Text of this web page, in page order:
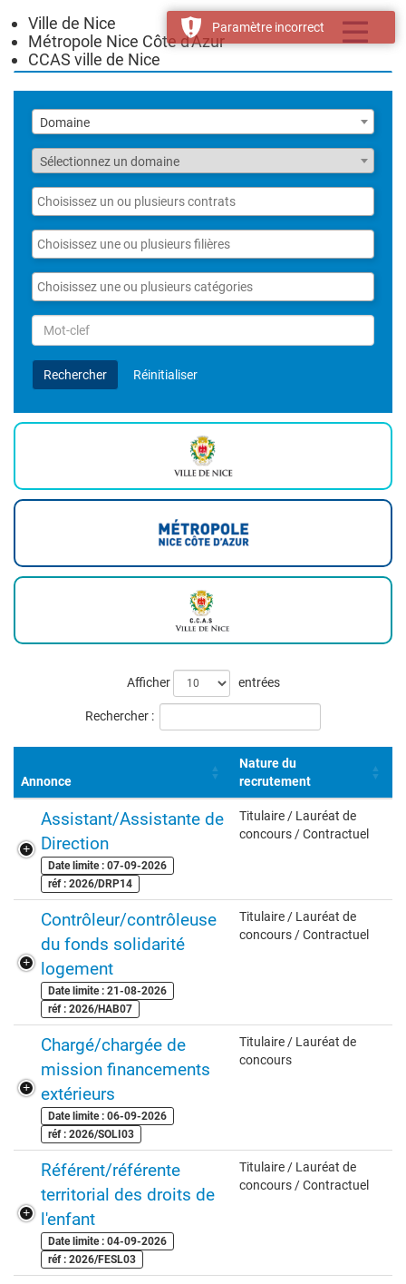
Toggle
Ville de Nice
Métropole Nice Côte d'Azur
CCAS ville de Nice
Liste
des
domaines
Domaine
Fonction
Sélectionnez un domaine
Liste
des
contrats
Liste
des
filières
Liste
des
catégories
Rechercher
par
Mot-
clefRechercher Réinitialiser
offres
Afficher entrées
Rechercher :
Annonce
Nature du
recrutement
Assistant/Assistante de
Direction
Date limite : 07-09-2026
réf : 2026/DRP14
Titulaire / Lauréat de
concours / Contractuel
Contrôleur/contrôleuse
du fonds solidarité
logement
Date limite : 21-08-2026
réf : 2026/HAB07
Titulaire / Lauréat de
concours / Contractuel
Chargé/chargée de
mission financements
extérieurs
Date limite : 06-09-2026
réf : 2026/SOLI03
Titulaire / Lauréat de
concours
Référent/référente
territorial des droits de
l'enfant
Date limite : 04-09-2026
réf : 2026/FESL03
Titulaire / Lauréat de
concours / Contractuel
Paramètre incorrect